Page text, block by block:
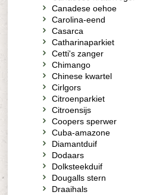
Canadese oehoe
Carolina-eend
Casarca
Catharinaparkiet
Cetti's zanger
Chimango
Chinese kwartel
Cirlgors
Citroenparkiet
Citroensijs
Coopers sperwer
Cuba-amazone
Diamantduif
Dodaars
Dolksteekduif
Dougalls stern
Draaihals